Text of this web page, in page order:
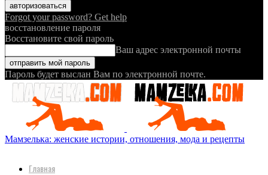
Forgot your password? Get help
восстановление пароля
Восстановите свой пароль
Ваш адрес электронной почты
Пароль будет выслан Вам по электронной почте.
Мамзелька: женские истории, отношения, мода и рецепты
Главная